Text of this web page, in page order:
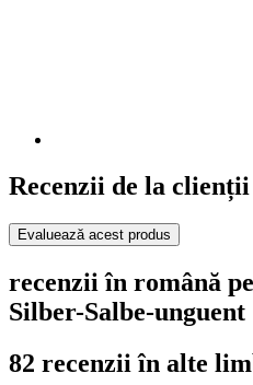
Recenzii de la
Evaluează acest produs
recenzii în română
Silber-Salbe-unguent
82 recenzii în alte